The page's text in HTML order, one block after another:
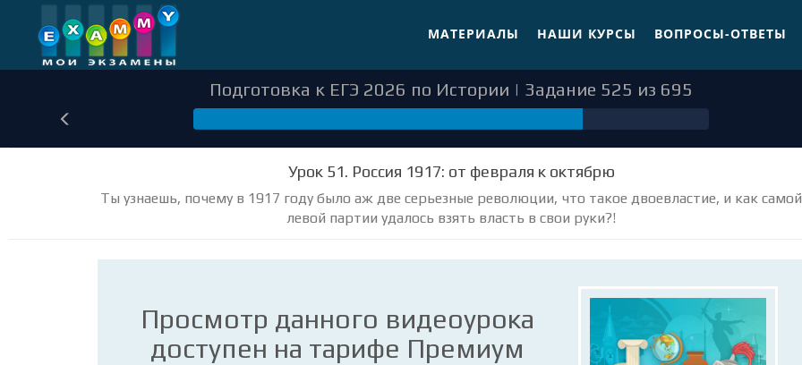
МАТЕРИАЛЫ НАШИ КУРСЫ ВОПРОСЫ-ОТВЕТЫ
Подготовка к ЕГЭ 2026 по Истории | Задание 525 из 695
Урок 51. Россия 1917: от февраля к октябрю
Ты узнаешь, почему в 1917 году было аж две серьезные революции, что такое двоевластие, и как самой
левой партии удалось взять власть в свои руки?!
Просмотр данного видеоурока
доступен на тарифе Премиум